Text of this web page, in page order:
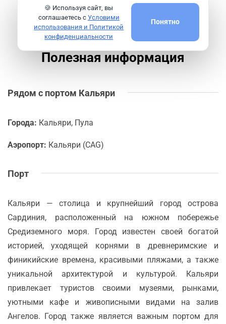
Полезная информация
Рядом с портом Кальяри
Города: Кальяри, Пула
Аэропорт: Кальяри (CAG)
Порт
Кальяри — столица и крупнейший город острова
Сардиния, расположенный на южном побережье
Средиземного моря. Город известен своей богатой
историей, уходящей корнями в древнеримские и
финикийские времена, красивыми пляжами, а также
уникальной архитектурой и культурой. Кальяри
привлекает туристов своими музеями, рынками,
уютными кафе и живописными видами на залив
Ангелов. Город также является важным портом для
🍪 Используя сайт, вы
соглашаетесь с Условими
использования и Политикой
конфиденциальности
Понятно